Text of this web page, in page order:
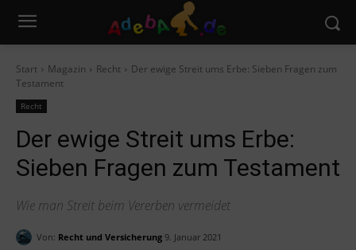
Start Magazin Recht
Der ewige Streit ums Erbe: Sieben Fragen zum
Testament
Recht
Der ewige Streit ums Erbe:
Sieben Fragen zum Testament
Wie man Streit beim Vererben vermeidet
Von: Recht und Versicherung 9. Januar 2021